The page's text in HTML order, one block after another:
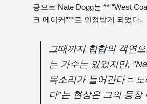
공으로 Nate Dogg는 ** “West
크 메이커”**로 인정받게 되었다.
그때까지 힙합의 객연
는 가수는 있었지만,
목소리가 들어간다 =
다”는 현상은 그의 등장